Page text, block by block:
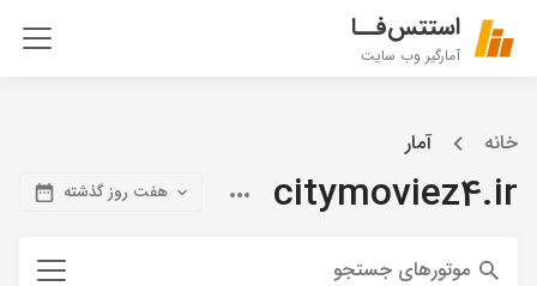
استتس‌فــا
آمارگیر وب سایت
خانه آمار
citymoviez4.ir هفت روز گذشته
موتورهای جستجو